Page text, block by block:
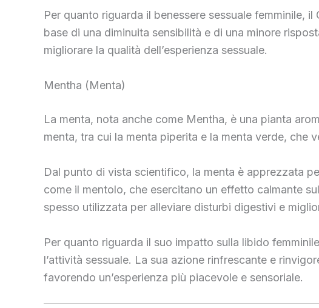
Per quanto riguarda il benessere sessuale femminile,
base di una diminuita sensibilità e di una minore
migliorare la qualità dell’esperienza sessuale.
Mentha (Menta)
La menta, nota anche come Mentha, è una pianta
menta, tra cui la menta piperita e la menta verde,
Dal punto di vista scientifico, la menta è apprezzata
come il mentolo, che esercitano un effetto calmante
spesso utilizzata per alleviare disturbi digestivi e
Per quanto riguarda il suo impatto sulla libido
l’attività sessuale. La sua azione rinfrescante e
favorendo un’esperienza più piacevole e sensoriale.